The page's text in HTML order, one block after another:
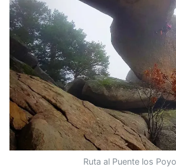
Ruta al Puente los